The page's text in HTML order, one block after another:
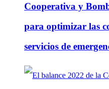
Cooperativa y
para optimizar las
servicios de